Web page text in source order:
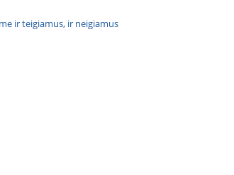
ir teigiamus, ir neigiamus